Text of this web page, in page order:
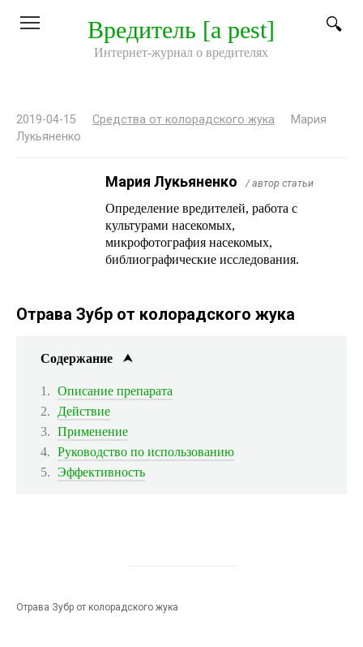
Вредитель [a pest]
Интернет-журнал о вредителях
2019-04-15 Средства от колорадского жука
Мария
Лукьяненко
Мария Лукьяненко / автор статьи
Определение вредителей, работа с
культурами насекомых,
микрофотография насекомых,
библиографические исследования.
Отрава Зубр от колорадского жука
Содержание
Описание препарата
Действие
Применение
Руководство по использованию
Эффективность
Отрава Зубр от колорадского жука